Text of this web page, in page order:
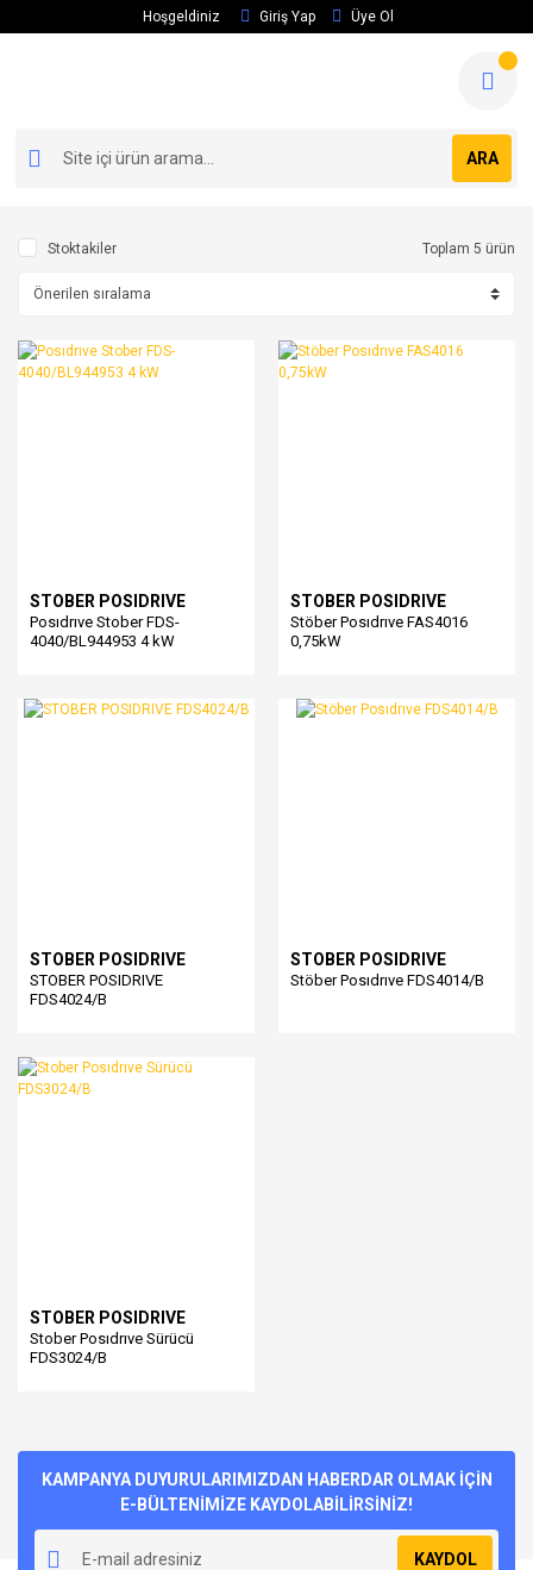
Hoşgeldiniz Giriş Yap Üye Ol
ARA
Stoktakiler Toplam 5 ürün
STOBER POSIDRIVE
Posıdrıve Stober FDS-
4040/BL944953 4 kW
STOBER POSIDRIVE
Stöber Posıdrıve FAS4016
0,75kW
STOBER POSIDRIVE
STOBER POSIDRIVE
FDS4024/B
STOBER POSIDRIVE
Stöber Posıdrıve FDS4014/B
STOBER POSIDRIVE
Stober Posıdrıve Sürücü
FDS3024/B
KAMPANYA DUYURULARIMIZDAN HABERDAR OLMAK İÇİN
E-BÜLTENİMİZE KAYDOLABİLİRSİNİZ!
KAYDOL